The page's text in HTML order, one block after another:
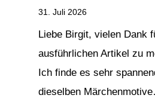
31. Juli 2026
Liebe Birgit, vielen Dank
ausführlichen Artikel zu
Ich finde es sehr
dieselben